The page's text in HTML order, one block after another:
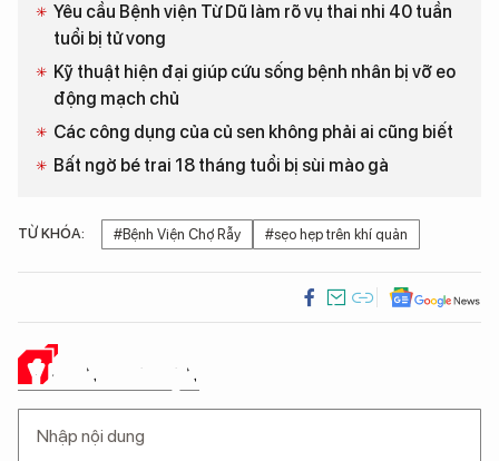
Yêu cầu Bệnh viện Từ Dũ làm rõ vụ thai nhi 40 tuần
tuổi bị tử vong
Kỹ thuật hiện đại giúp cứu sống bệnh nhân bị vỡ eo
động mạch chủ
Các công dụng của củ sen không phải ai cũng biết
Bất ngờ bé trai 18 tháng tuổi bị sùi mào gà
TỪ KHÓA: #Bệnh Viện Chợ Rẫy #sẹo hẹp trên khí quản
Ý KIẾN CỦA BẠN